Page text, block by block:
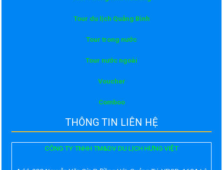
Tour du lịch Quảng Bình
Tour trong nước
Tour nước ngoài
Voucher
Comboo
THÔNG TIN LIÊN HỆ
CÔNG TY TNHH TM&DV DU LỊCH HƯNG VIỆT